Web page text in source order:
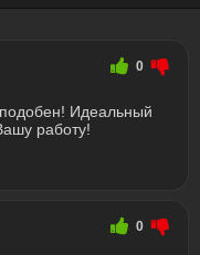
0
Идеальный
работу!
0